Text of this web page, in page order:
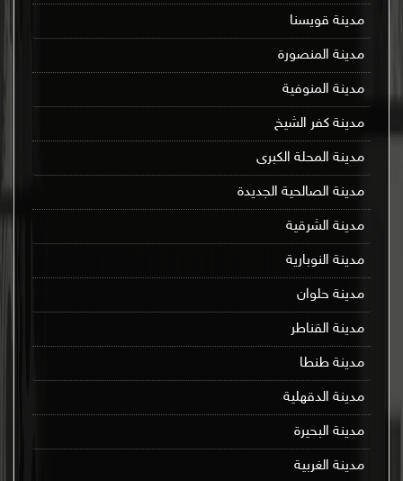
مدينة قويسنا
مدينة المنصورة
مدينة المنوفية
مدينة كفر الشيخ
مدينة المحلة الكبرى
مدينة الصالحية الجديدة
مدينة الشرقية
مدينة النوبارية
مدينة حلوان
مدينة القناطر
مدينة طنطا
مدينة الدقهلية
مدينة البحيرة
مدينة الغربية